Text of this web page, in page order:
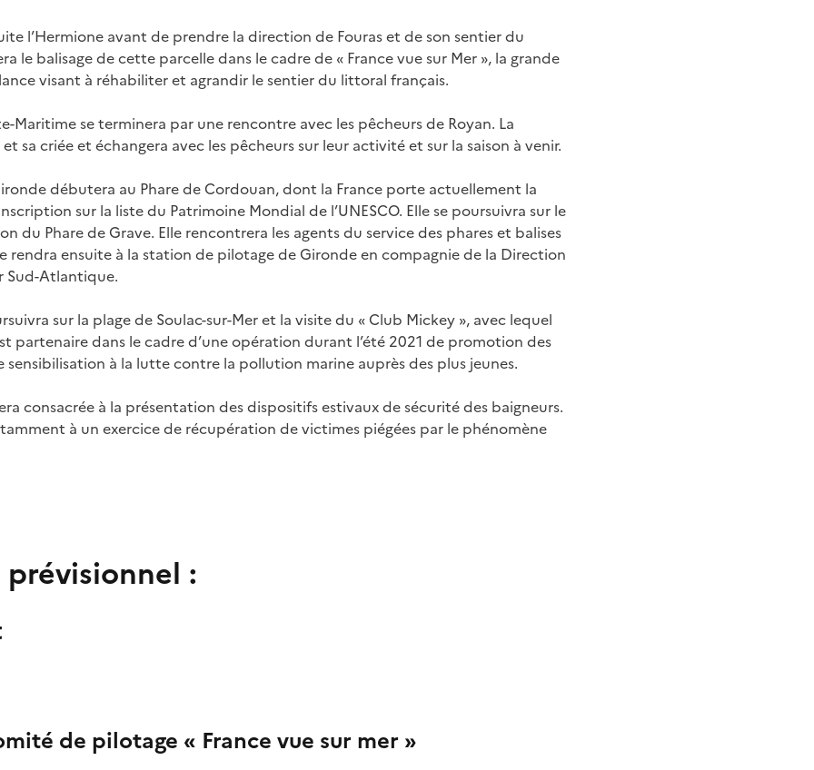
l’Hermione avant de prendre la direction de Fouras et de son sentier du
le balisage de cette parcelle dans le cadre de « France vue sur Mer », la grande
visant à réhabiliter et agrandir le sentier du littoral français.
Maritime se terminera par une rencontre avec les pêcheurs de Royan. La
sa criée et échangera avec les pêcheurs sur leur activité et sur la saison à venir.
débutera au Phare de Cordouan, dont la France porte actuellement la
sur la liste du Patrimoine Mondial de l’UNESCO. Elle se poursuivra sur le
du Phare de Grave. Elle rencontrera les agents du service des phares et balises
rendra ensuite à la station de pilotage de Gironde en compagnie de la Direction
Sud-Atlantique.
sur la plage de Soulac-sur-Mer et la visite du « Club Mickey », avec lequel
partenaire dans le cadre d’une opération durant l’été 2021 de promotion des
à la lutte contre la pollution marine auprès des plus jeunes.
consacrée à la présentation des dispositifs estivaux de sécurité des baigneurs.
à un exercice de récupération de victimes piégées par le phénomène
:
de pilotage « France vue sur mer »